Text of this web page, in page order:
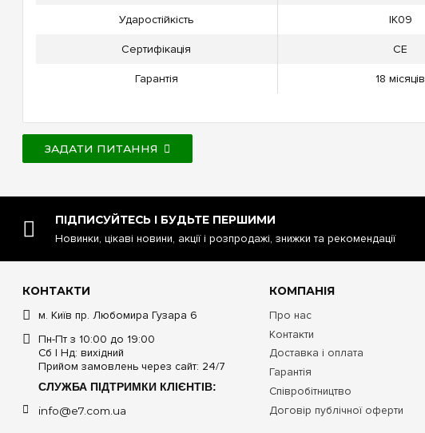
Ударостійкість IK09
Сертифікація CE
Гарантія 18 місяців
ЗАДАТИ ПИТАННЯ
ПІДПИСУЙТЕСЬ І БУДЬТЕ ПЕРШИМИ
Новинки, цікаві новини, акції і розпродажі, знижки та рекомендації
КОНТАКТИ
м. Київ пр. Любомира Гузара 6
Пн-Пт з 10:00 до 19:00
Сб | Нд: вихідний
Прийом замовлень через сайт: 24/7
СЛУЖБА ПІДТРИМКИ КЛІЄНТІВ:
info@e7.com.ua
КОМПАНІЯ
Про нас
Контакти
Доставка і оплата
Гарантія
Співробітництво
Договір публічної оферти